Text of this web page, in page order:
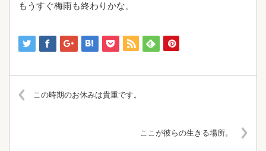
もうすぐ梅雨も終わりかな。
この時期のお休みは貴重です。
ここが彼らの生きる場所。